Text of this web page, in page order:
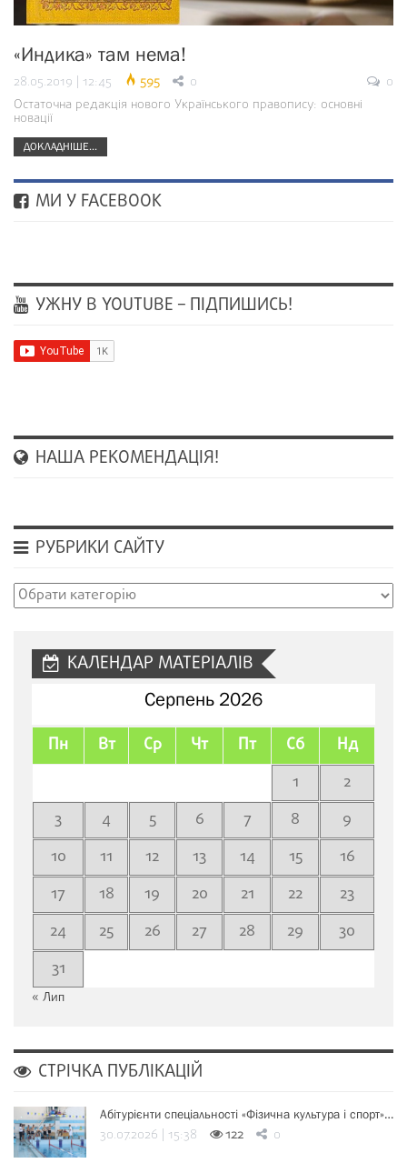
«Индика» там нема!
28.05.2019 | 12:45 595 0
0
Остаточна редакція нового Українського правопису: основні
новації
ДОКЛАДНІШЕ...
МИ У FACEBOOK
УЖНУ В YOUTUBE – ПІДПИШИСЬ!
НАША РЕКОМЕНДАЦІЯ!
РУБРИКИ САЙТУ
Рубрики
КАЛЕНДАР МАТЕРІАЛІВ
Серпень 2026
Пн Вт Ср Чт Пт Сб Нд
1
2
3
4 5 6 7 8
9
10
11 12 13 14 15
16
17
18 19 20 21 22
23
24
25 26 27 28 29
30
31
« Лип
СТРІЧКА ПУБЛІКАЦІЙ
Абітурієнти спеціальності «Фізична культура і спорт»…
30.07.2026 | 15:38 122 0